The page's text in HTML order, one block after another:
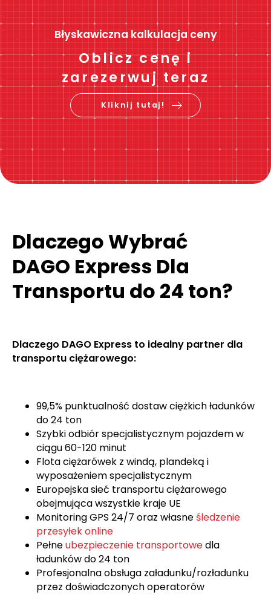
Błyskawiczna kalkulacja ceny
Oblicz cenę i
zarezerwuj teraz
Kliknij tutaj!
Dlaczego Wybrać
DAGO Express Dla
Transportu do 24 ton?
Dlaczego DAGO Express to idealny partner dla
transportu ciężarowego:
99,5% punktualność dostaw ciężkich ładunków
do 24 ton
Szybki odbiór specjalistycznym pojazdem w
ciągu 60-120 minut
Flota ciężarówek z windą, plandeką i
wyposażeniem specjalistycznym
Europejska sieć transportu ciężarowego
obejmująca wszystkie kraje UE
Monitoring GPS 24/7 oraz własneśledzenie
przesyłek online
Pełneubezpieczenie transportowedla
ładunków do 24 ton
Profesjonalna obsługa załadunku/rozładunku
przez doświadczonych operatorów